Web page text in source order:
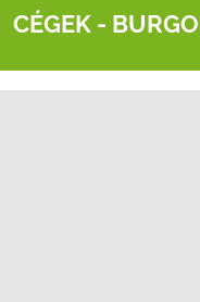
CÉGEK -